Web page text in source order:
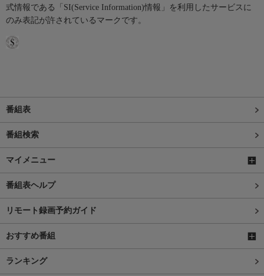
式情報である「SI(Service Information)情報」を利用したサービスに
のみ表記が許されているマークです。
番組表
番組検索
マイメニュー
番組表ヘルプ
リモート録画予約ガイド
おすすめ番組
ランキング